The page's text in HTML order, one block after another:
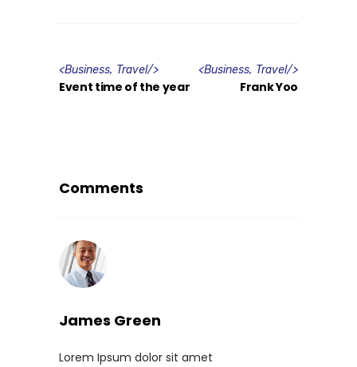
<Business, Travel/>
Event time of the year
<Business, Travel/>
Frank Yoo
Comments
James Green
Lorem Ipsum dolor sit amet